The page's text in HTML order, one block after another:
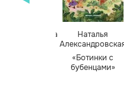
Наталья
Александровская
«Ботинки с
бубенцами»